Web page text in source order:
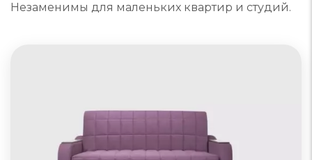
Незаменимы для маленьких квартир и студий.